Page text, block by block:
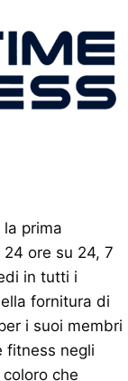
prima
ore su 24, 7
in tutti i
fornitura di
i suoi membri
fitness negli
che